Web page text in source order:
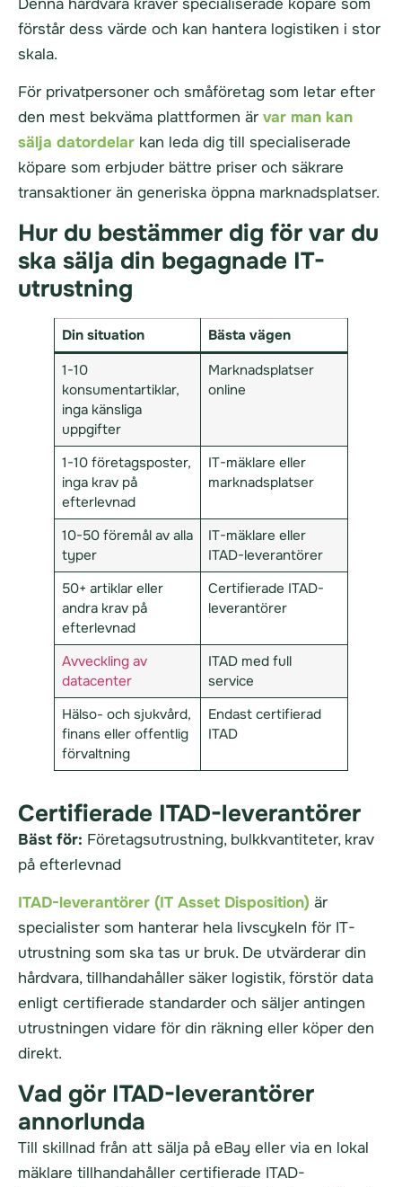
Denna hårdvara kräver specialiserade köpare som
förstår dess värde och kan hantera logistiken i stor
skala.
För privatpersoner och småföretag som letar efter
den mest bekväma plattformen är var man kan
sälja datordelar kan leda dig till specialiserade
köpare som erbjuder bättre priser och säkrare
transaktioner än generiska öppna marknadsplatser.
Hur du bestämmer dig för var du
ska sälja din begagnade IT-
utrustning
Din situation
Bästa vägen
1-10
konsumentartiklar,
inga känsliga
uppgifter
Marknadsplatser
online
1-10 företagsposter,
inga krav på
efterlevnad
IT-mäklare eller
marknadsplatser
10-50 föremål av alla
typer
IT-mäklare eller
ITAD-leverantörer
50+ artiklar eller
andra krav på
efterlevnad
Certifierade ITAD-
leverantörer
Avveckling av
datacenter
ITAD med full
service
Hälso- och sjukvård,
finans eller offentlig
förvaltning
Endast certifierad
ITAD
Certifierade ITAD-leverantörer
Bäst för: Företagsutrustning, bulkkvantiteter, krav
på efterlevnad
ITAD-leverantörer (IT Asset Disposition) är
specialister som hanterar hela livscykeln för IT-
utrustning som ska tas ur bruk. De utvärderar din
hårdvara, tillhandahåller säker logistik, förstör data
enligt certifierade standarder och säljer antingen
utrustningen vidare för din räkning eller köper den
direkt.
Vad gör ITAD-leverantörer
annorlunda
Till skillnad från att sälja på eBay eller via en lokal
mäklare tillhandahåller certifierade ITAD-